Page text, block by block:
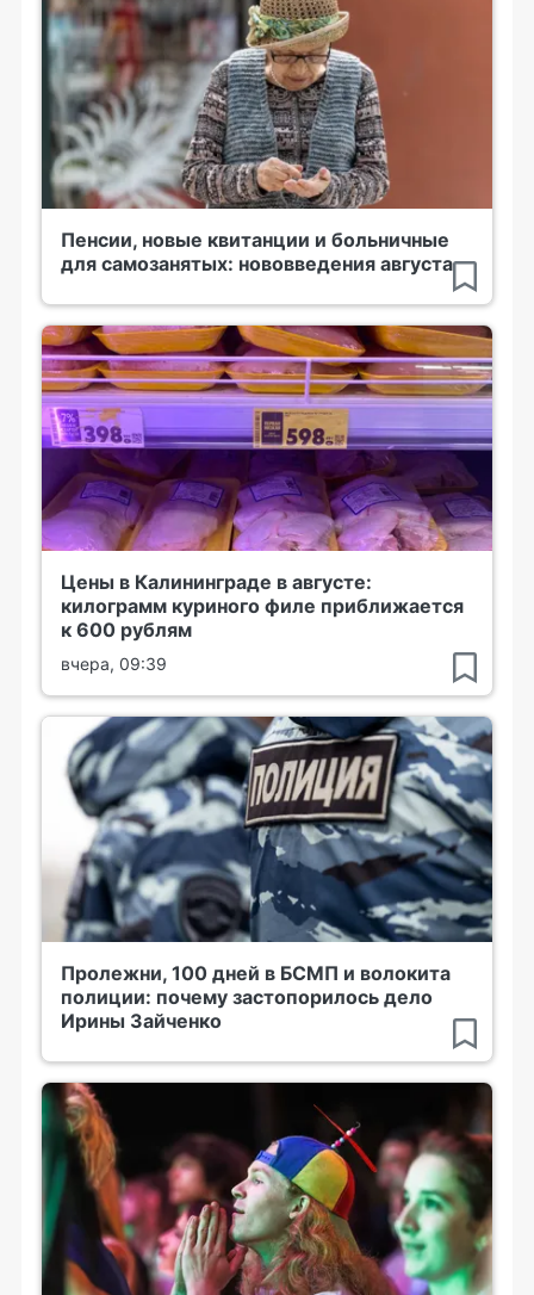
Пенсии, новые квитанции и больничные
для самозанятых: нововведения августа
Цены в Калининграде в августе:
килограмм куриного филе приближается
к 600 рублям
вчера, 09:39
Пролежни, 100 дней в БСМП и волокита
полиции: почему застопорилось дело
Ирины Зайченко